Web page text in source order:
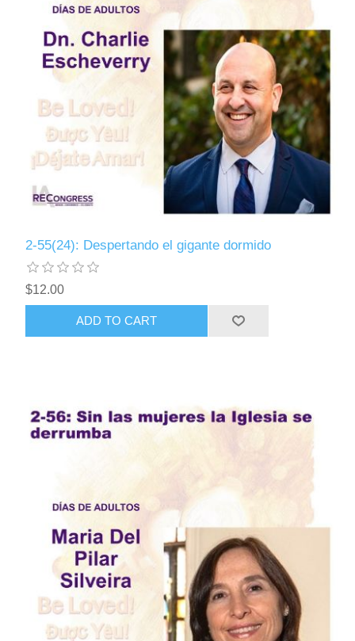
2-55(24): Despertando el gigante dormido
$12.00
ADD TO CART